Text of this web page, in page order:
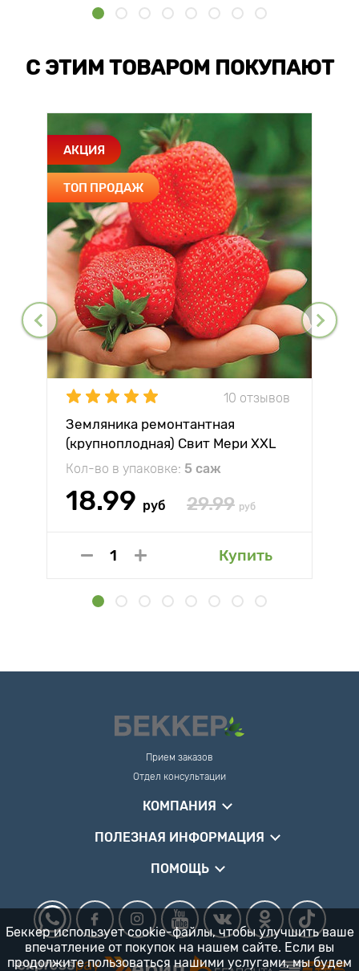
С ЭТИМ ТОВАРОМ ПОКУПАЮТ
АКЦИЯ
ТОП ПРОДАЖ
10 отзывов
Земляника ремонтантная
(крупноплодная) Свит Мери XXL
Кол-во в упаковке: 5 саж
18.99 руб 29.99 руб
Купить
Прием заказов
Отдел консультации
КОМПАНИЯ
ПОЛЕЗНАЯ ИНФОРМАЦИЯ
ПОМОЩЬ
Беккер использует cookie-файлы, чтобы улучшить ваше
впечатление от покупок на нашем сайте. Если вы
продолжите пользоваться нашими услугами, мы будем